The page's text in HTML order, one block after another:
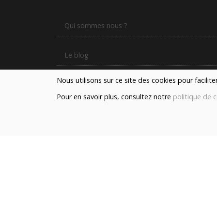
Nous utilisons sur ce site des cookies pour
Pour en savoir plus, consultez notre politique de
Qui sommes nous ?
Le blog
Contact